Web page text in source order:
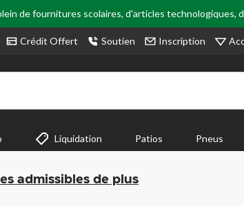
de fournitures scolaires, d'articles technologiques,
Crédit Offert Soutien Inscription
Liquidation Patios Pneus
admissibles de plus